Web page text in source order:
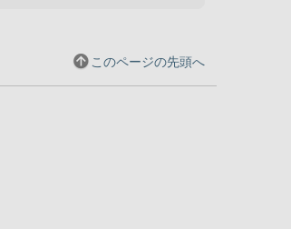
このページの先頭へ